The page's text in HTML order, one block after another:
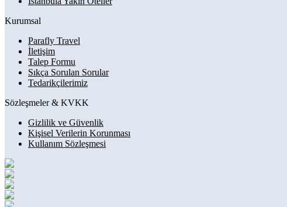
Kurumsal
Parafly Travel
İletişim
Talep Formu
Sıkça Sorulan Sorular
Tedarikçilerimiz
Sözleşmeler & KVKK
Gizlilik ve Güvenlik
Kişisel Verilerin Korunması
Kullanım Sözleşmesi